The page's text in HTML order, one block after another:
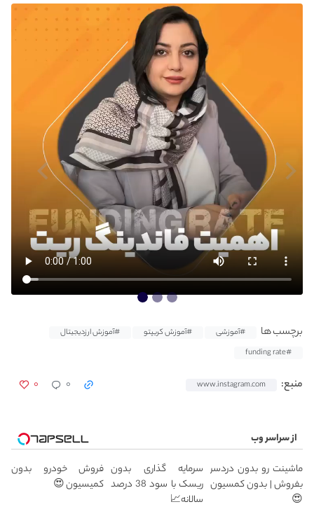
برچسب ها #آموزشی #آموزش کریپتو
#آموزش ارزدیجیتال
#funding rate
منبع: www.instagram.com ۰ ۰
از سراسر وب
ماشینت رو بدون دردسر
بفروش | بدون کمسیون
😍
سرمایه گذاری بدون
ریسک با سود 38 درصد
سالانه📈
فروش خودرو بدون
کمیسیون 😍